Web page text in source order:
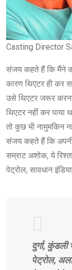
Casting Director
संजय कहते हैं कि मैंने
कारण थिएटर ही कर
उसे थिएटर जरूर
थिएटर नहीं कर पाया
तो कुछ भी नामुमकिन
संजय कहते हैं कि अपनी
सम्राट अशोक, ये
पेट्रोल, सावधान
दुर्गा,
पेट्रोल,